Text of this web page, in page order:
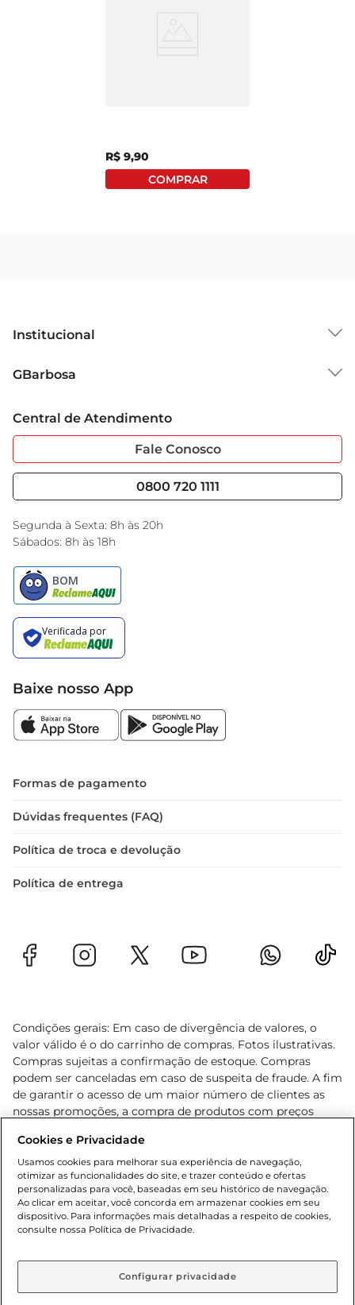
R$ 9,90
Institucional
Grupo Cencosud
Sobre Privacidade
Portal do Fornecedo
Nossas Lojas
GBarbosa
Garantia Estendida
Serviços
Black Friday
Encarte do Dia
Central de Atendimento
Fale Conosco
0800 720 1111
Segunda à Sexta: 8h às 20h
Sábados: 8h às 18h
Baixe nosso App
Formas de pagamento
Dúvidas frequentes (FAQ)
Política de troca e devolução
Política de entrega
Condições gerais: Em caso de divergência de valores, o
valor válido é o do carrinho de compras. Fotos ilustrativas.
Compras sujeitas a confirmação de estoque. Compras
podem ser canceladas em caso de suspeita de fraude. A fim
de garantir o acesso de um maior número de clientes as
nossas promoções, a compra de produtos com preços
cliente. Os preços, ofertas e condições são exclusivos para
o e-commerce e válidos durante o dia de hoje, podendo
sofrer alterações sem prévia notificação. Proibida a venda
de bebidas alcoólicas para menores de 18 anos, conforme
Lei n.º 8069/90, art. 81, inciso II (Estatuto da Criança e do
Adolescente). Preços e condições exclusivos para o
aviso prévio. O valor mínimo para as compras on-line é de
Cookies e Privacidade
Usamos cookies para melhorar sua experiência de navegação,
otimizar as funcionalidades do site, e trazer conteúdo e ofertas
personalizadas para você, baseadas em seu histórico de navegação.
Ao clicar em aceitar, você concorda em armazenar cookies em seu
dispositivo. Para informações mais detalhadas a respeito de cookies,
consulte nossa Política de Privacidade.
Configurar privacidade